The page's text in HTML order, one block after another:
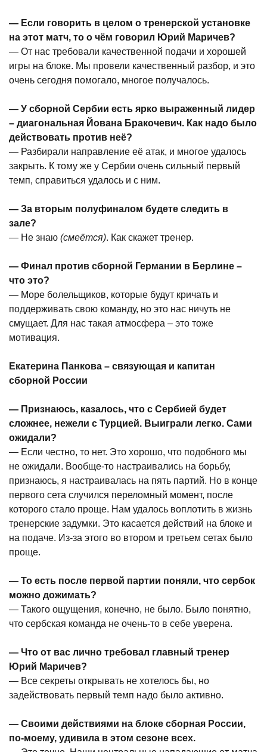
— Если говорить в целом о тренерской установке
на этот матч, то о чём говорил Юрий Маричев?
— От нас требовали качественной подачи и хорошей
игры на блоке. Мы провели качественный разбор, и это
очень сегодня помогало, многое получалось.
— У сборной Сербии есть ярко выраженный лидер
– диагональная Йована Бракочевич. Как надо было
действовать против неё?
— Разбирали направление её атак, и многое удалось
закрыть. К тому же у Сербии очень сильный первый
темп, справиться удалось и с ним.
— За вторым полуфиналом будете следить в
зале?
— Не знаю (смеётся). Как скажет тренер.
— Финал против сборной Германии в Берлине –
что это?
— Море болельщиков, которые будут кричать и
поддерживать свою команду, но это нас ничуть не
смущает. Для нас такая атмосфера – это тоже
мотивация.
Екатерина Панкова – связующая и капитан
сборной России
— Признаюсь, казалось, что с Сербией будет
сложнее, нежели с Турцией. Выиграли легко. Сами
ожидали?
— Если честно, то нет. Это хорошо, что подобного мы
не ожидали. Вообще-то настраивались на борьбу,
признаюсь, я настраивалась на пять партий. Но в конце
первого сета случился переломный момент, после
которого стало проще. Нам удалось воплотить в жизнь
тренерские задумки. Это касается действий на блоке и
на подаче. Из-за этого во втором и третьем сетах было
проще.
— То есть после первой партии поняли, что сербок
можно дожимать?
— Такого ощущения, конечно, не было. Было понятно,
что сербская команда не очень-то в себе уверена.
— Что от вас лично требовал главный тренер
Юрий Маричев?
— Все секреты открывать не хотелось бы, но
задействовать первый темп надо было активно.
— Своими действиями на блоке сборная России,
по-моему, удивила в этом сезоне всех.